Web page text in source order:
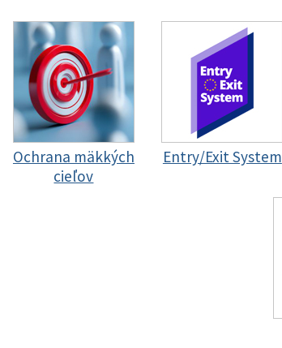
Ochrana mäkkých
cieľov
Entry/Exit System